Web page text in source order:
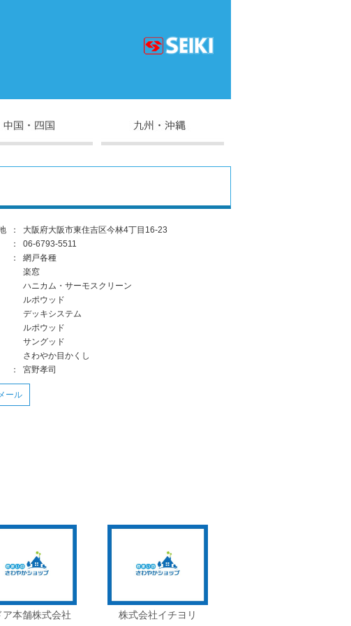
：
大阪府大阪市東住吉区今林4丁目16-23
：
06-6793-5511
：
網戸各種
楽窓
ハニカム・サーモスクリーン
ルポウッド
デッキシステム
ルポウッド
サングッド
さわやか目かくし
： 宮野孝司
ール
ア本舗株式会社 株式会社イチヨリ